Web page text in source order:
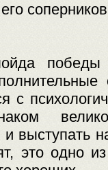
с
и выступать
это одно